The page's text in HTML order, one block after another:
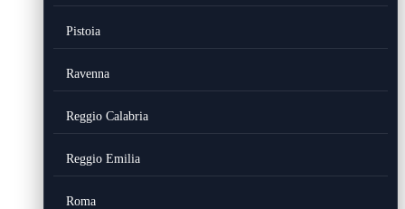
Pistoia
Ravenna
Reggio Calabria
Reggio Emilia
Roma